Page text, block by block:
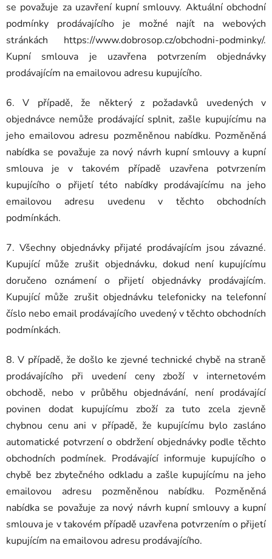
se považuje za uzavření kupní smlouvy. Aktuální obchodní
podmínky prodávajícího je možné najít na webových
stránkách https://www.dobrosop.cz/obchodni-podminky/.
Kupní smlouva je uzavřena potvrzením objednávky
prodávajícím na emailovou adresu kupujícího.
6. V případě, že některý z požadavků uvedených v
objednávce nemůže prodávající splnit, zašle kupujícímu na
jeho emailovou adresu pozměněnou nabídku. Pozměněná
nabídka se považuje za nový návrh kupní smlouvy a kupní
smlouva je v takovém případě uzavřena potvrzením
kupujícího o přijetí této nabídky prodávajícímu na jeho
emailovou adresu uvedenu v těchto obchodních
podmínkách.
7. Všechny objednávky přijaté prodávajícím jsou závazné.
Kupující může zrušit objednávku, dokud není kupujícímu
doručeno oznámení o přijetí objednávky prodávajícím.
Kupující může zrušit objednávku telefonicky na telefonní
číslo nebo email prodávajícího uvedený v těchto obchodních
podmínkách.
8. V případě, že došlo ke zjevné technické chybě na straně
prodávajícího při uvedení ceny zboží v internetovém
obchodě, nebo v průběhu objednávání, není prodávající
povinen dodat kupujícímu zboží za tuto zcela zjevně
chybnou cenu ani v případě, že kupujícímu bylo zasláno
automatické potvrzení o obdržení objednávky podle těchto
obchodních podmínek. Prodávající informuje kupujícího o
chybě bez zbytečného odkladu a zašle kupujícímu na jeho
emailovou adresu pozměněnou nabídku. Pozměněná
nabídka se považuje za nový návrh kupní smlouvy a kupní
smlouva je v takovém případě uzavřena potvrzením o přijetí
kupujícím na emailovou adresu prodávajícího.